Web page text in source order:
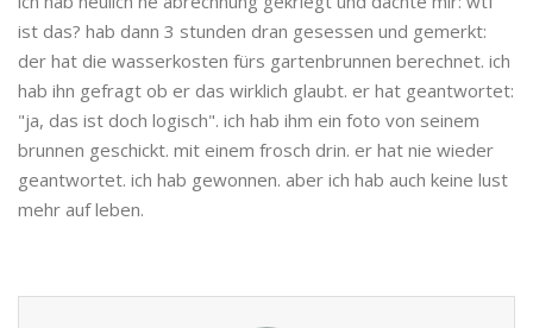
ist das? hab dann 3 stunden dran gesessen und gemerkt:
der hat die wasserkosten fürs gartenbrunnen berechnet. ich
hab ihn gefragt ob er das wirklich glaubt. er hat geantwortet:
"ja, das ist doch logisch". ich hab ihm ein foto von seinem
brunnen geschickt. mit einem frosch drin. er hat nie wieder
geantwortet. ich hab gewonnen. aber ich hab auch keine lust
mehr auf leben.